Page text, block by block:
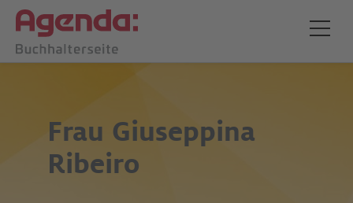
Frau Giuseppina
Ribeiro